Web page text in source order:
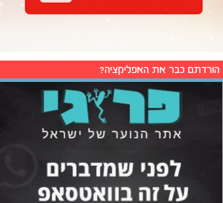
הורדתם כבר את האפליקציה?